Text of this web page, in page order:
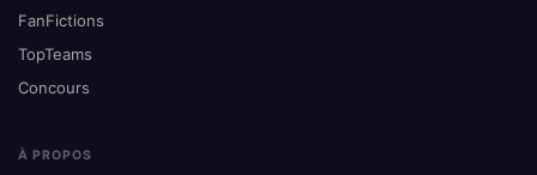
FanFictions
TopTeams
Concours
À PROPOS